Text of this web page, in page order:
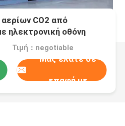
CO2 από
ηλεκτρονική οθόνη
Τιμή：negotiable
Μας ελάτε σε
επαφή με